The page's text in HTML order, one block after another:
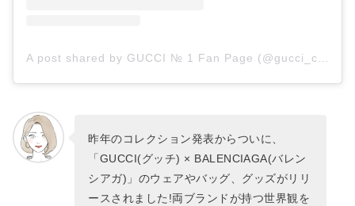
A post shared by GUCCI № 1 Fan Page (@gucci_community)
昨年のコレクション発表からついに、
「GUCCI(グッチ) × BALENCIAGA(バレン
シアガ)」のウェアやバッグ、グッズがリリ
ースされました!両ブランドが持つ世界観を